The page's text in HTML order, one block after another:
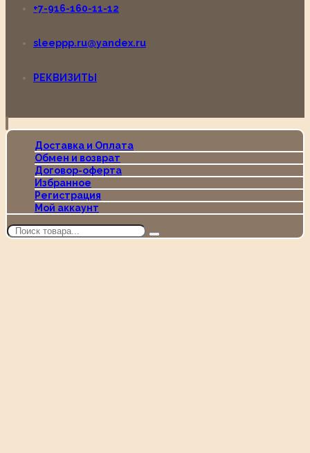
+7-916-160-11-12
sleeppp.ru@yandex.ru
РЕКВИЗИТЫ
Доставка и Оплата
Обмен и возврат
Договор-оферта
Избранное
Регистрация
Мой аккаунт